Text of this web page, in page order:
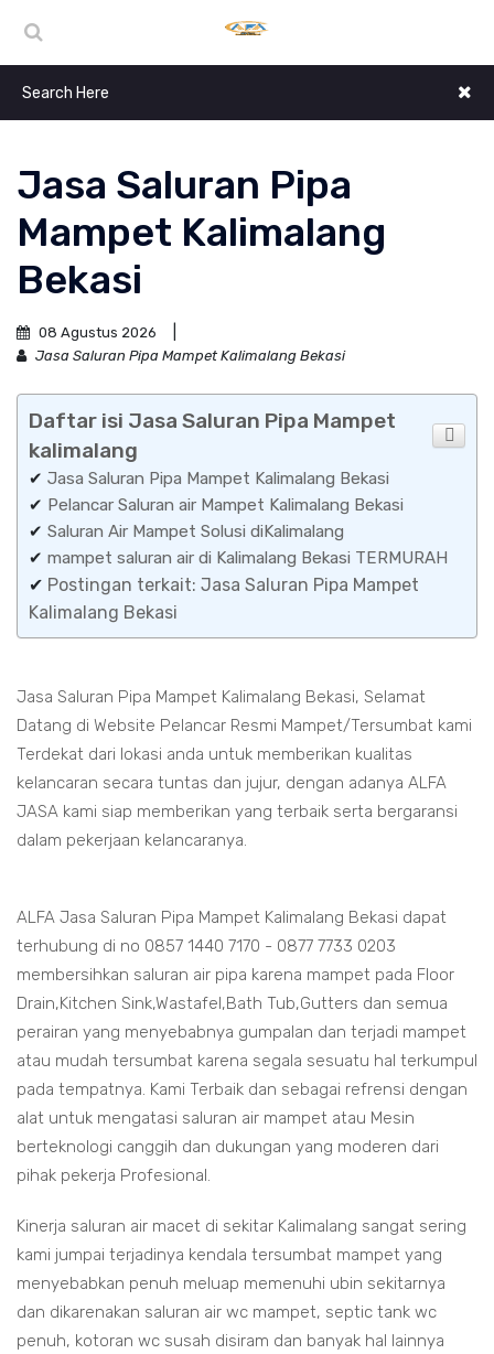
Jasa Saluran Pipa
Mampet Kalimalang
Bekasi
08 Agustus 2026
Jasa Saluran Pipa Mampet Kalimalang Bekasi
Daftar isi Jasa Saluran Pipa Mampet
kalimalang
✔ Jasa Saluran Pipa Mampet Kalimalang Bekasi
✔ Pelancar Saluran air Mampet Kalimalang Bekasi
✔ Saluran Air Mampet Solusi diKalimalang
✔ mampet saluran air di Kalimalang Bekasi TERMURAH
✔ Postingan terkait: Jasa Saluran Pipa Mampet
Kalimalang Bekasi
Jasa Saluran Pipa Mampet Kalimalang Bekasi, Selamat
Datang di Website Pelancar Resmi Mampet/Tersumbat kami
Terdekat dari lokasi anda untuk memberikan kualitas
kelancaran secara tuntas dan jujur, dengan adanya ALFA
JASA kami siap memberikan yang terbaik serta bergaransi
dalam pekerjaan kelancaranya.
ALFA Jasa Saluran Pipa Mampet Kalimalang Bekasi dapat
terhubung di no 0857 1440 7170 - 0877 7733 0203
membersihkan saluran air pipa karena mampet pada Floor
Drain,Kitchen Sink,Wastafel,Bath Tub,Gutters dan semua
perairan yang menyebabnya gumpalan dan terjadi mampet
atau mudah tersumbat karena segala sesuatu hal terkumpul
pada tempatnya. Kami Terbaik dan sebagai refrensi dengan
alat untuk mengatasi saluran air mampet atau Mesin
berteknologi canggih dan dukungan yang moderen dari
pihak pekerja Profesional.
Kinerja saluran air macet di sekitar Kalimalang sangat sering
kami jumpai terjadinya kendala tersumbat mampet yang
menyebabkan penuh meluap memenuhi ubin sekitarnya
dan dikarenakan saluran air wc mampet, septic tank wc
penuh, kotoran wc susah disiram dan banyak hal lainnya